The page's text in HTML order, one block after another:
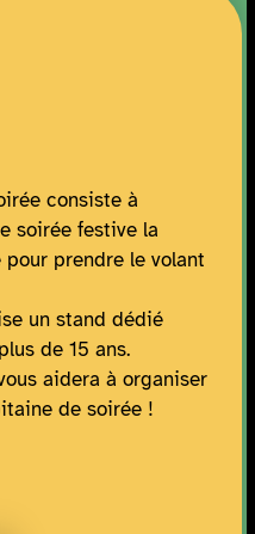
consiste à
soirée festive la
prendre le volant
un stand dédié
de 15 ans.
aidera à organiser
de soirée !